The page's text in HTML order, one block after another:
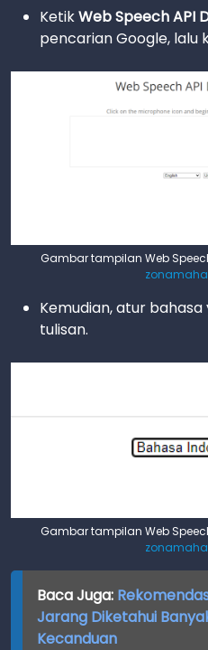
KetikWeb Speech API
pencarian Google, lalu
Gambar tampilan Web
Kemudian, atur
tulisan.
Gambar tampilan Web
Baca Juga:
Jarang Diketahui
Kecanduan